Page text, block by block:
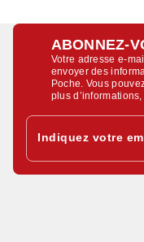
ABONNEZ-
Votre adresse e-
envoyer des
Poche. Vous
plus
Indiquez votre